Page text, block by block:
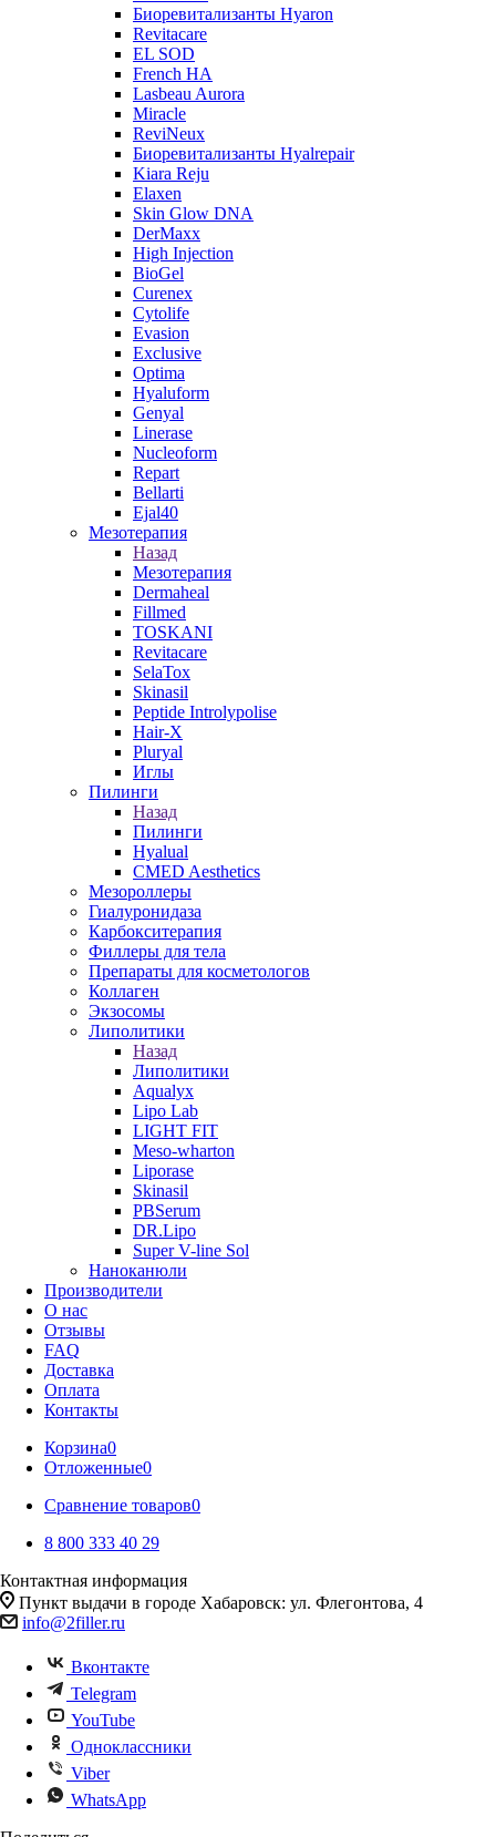
Биоревитализанты Hyaron
Revitacare
EL SOD
French HA
Lasbeau Aurora
Miracle
ReviNeux
Биоревитализанты Hyalrepair
Kiara Reju
Elaxen
Skin Glow DNA
DerMaxx
High Injection
BioGel
Curenex
Cytolife
Evasion
Exclusive
Optima
Hyaluform
Genyal
Linerase
Nucleoform
Repart
Bellarti
Ejal40
Мезотерапия
Назад
Мезотерапия
Dermaheal
Fillmed
TOSKANI
Revitacare
SelaTox
Skinasil
Peptide Introlypolise
Hair-X
Pluryal
Иглы
Пилинги
Назад
Пилинги
Hyalual
CMED Aesthetics
Мезороллеры
Гиалуронидаза
Карбокситерапия
Филлеры для тела
Препараты для косметологов
Коллаген
Экзосомы
Липолитики
Назад
Липолитики
Aqualyx
Lipo Lab
LIGHT FIT
Meso-wharton
Liporase
Skinasil
PBSerum
DR.Lipo
Super V-line Sol
Наноканюли
Производители
О нас
Отзывы
FAQ
Доставка
Оплата
Контакты
Корзина0
Отложенные0
Сравнение товаров0
8 800 333 40 29
Контактная информация
Пункт выдачи в городе Хабаровск: ул. Флегонтова, 4
info@2filler.ru
Вконтакте
Telegram
YouTube
Одноклассники
Viber
WhatsApp